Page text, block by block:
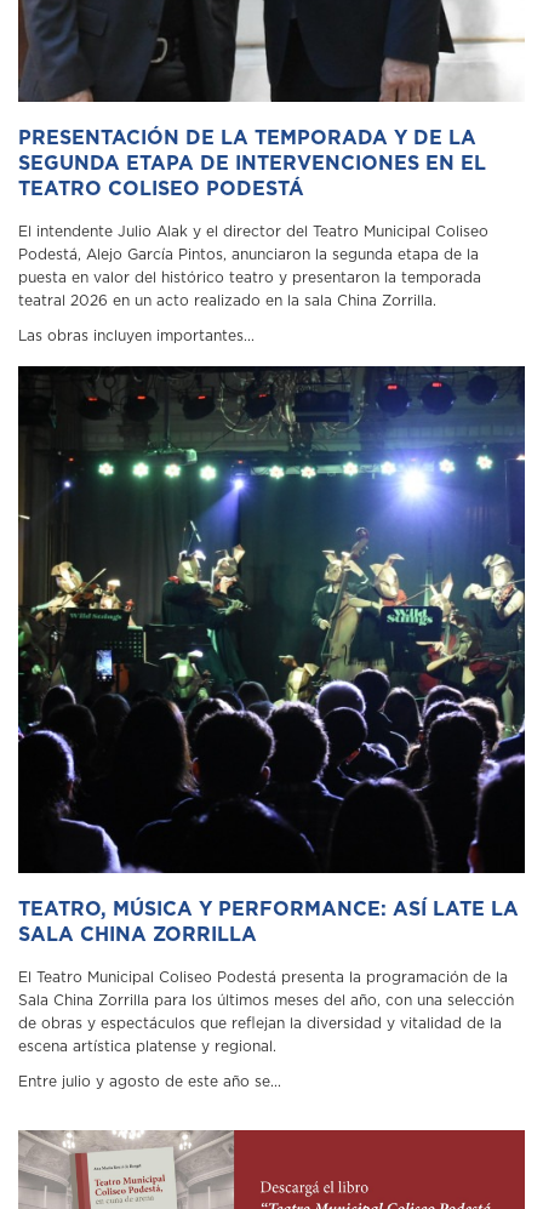
PRESENTACIÓN DE LA TEMPORADA Y DE LA
SEGUNDA ETAPA DE INTERVENCIONES EN EL
TEATRO COLISEO PODESTÁ
El intendente Julio Alak y el director del Teatro Municipal Coliseo
Podestá, Alejo García Pintos, anunciaron la segunda etapa de la
puesta en valor del histórico teatro y presentaron la temporada
teatral 2026 en un acto realizado en la sala China Zorrilla.
Las obras incluyen importantes...
TEATRO, MÚSICA Y PERFORMANCE: ASÍ LATE LA
SALA CHINA ZORRILLA
El Teatro Municipal Coliseo Podestá presenta la programación de la
Sala China Zorrilla para los últimos meses del año, con una selección
de obras y espectáculos que reflejan la diversidad y vitalidad de la
escena artística platense y regional.
Entre julio y agosto de este año se...